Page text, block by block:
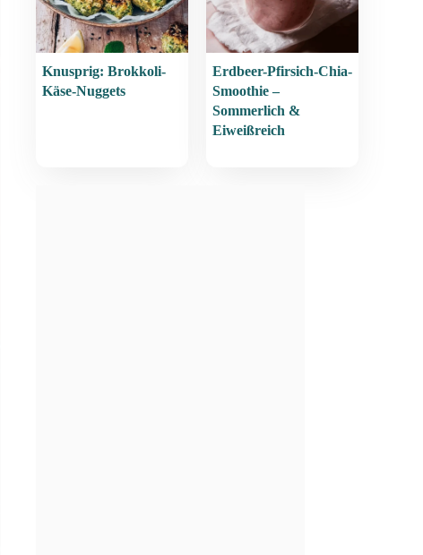
Knusprig: Brokkoli-
Käse-Nuggets
Erdbeer-Pfirsich-Chia-
Smoothie –
Sommerlich &
Eiweißreich